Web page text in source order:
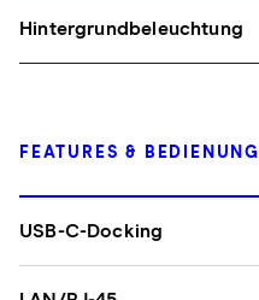
Hintergrundbeleuchtung
FEATURES & BEDIENUNG
USB-C-Docking